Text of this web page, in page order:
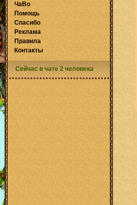
ЧаВо
Помощь
Спасибо
Реклама
Правила
Контакты
Сейчас в чате 2 человека